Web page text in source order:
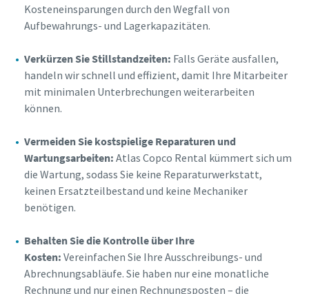
Kosteneinsparungen durch den Wegfall von
Aufbewahrungs- und Lagerkapazitäten.
Verkürzen Sie Stillstandzeiten: Falls Geräte ausfallen,
handeln wir schnell und effizient, damit Ihre Mitarbeiter
mit minimalen Unterbrechungen weiterarbeiten
können.
Vermeiden Sie kostspielige Reparaturen und
Wartungsarbeiten: Atlas Copco Rental kümmert sich um
die Wartung, sodass Sie keine Reparaturwerkstatt,
keinen Ersatzteilbestand und keine Mechaniker
benötigen.
Behalten Sie die Kontrolle über Ihre
Kosten:Vereinfachen Sie Ihre Ausschreibungs- und
Abrechnungsabläufe. Sie haben nur eine monatliche
Rechnung und nur einen Rechnungsposten – die